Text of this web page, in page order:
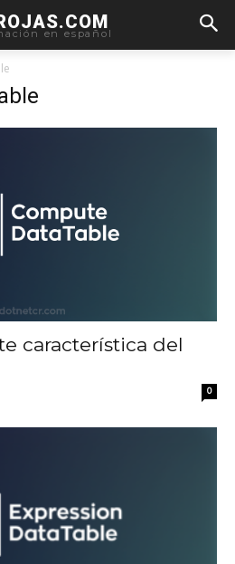
en español
característica del
0